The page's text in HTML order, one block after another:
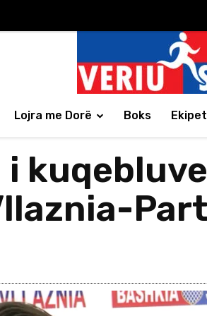
Lojra me Dorë Boks